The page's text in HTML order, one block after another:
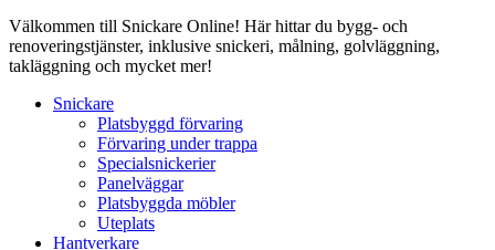
Välkommen till Snickare Online! Här hittar du bygg- och
renoveringstjänster, inklusive snickeri, målning, golvläggning,
takläggning och mycket mer!
Snickare
Platsbyggd förvaring
Förvaring under trappa
Specialsnickerier
Panelväggar
Platsbyggda möbler
Uteplats
Hantverkare